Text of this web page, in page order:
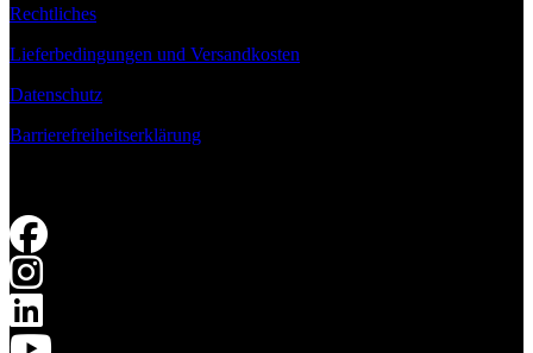
Rechtliches
Lieferbedingungen und Versandkosten
Datenschutz
Barrierefreiheitserklärung